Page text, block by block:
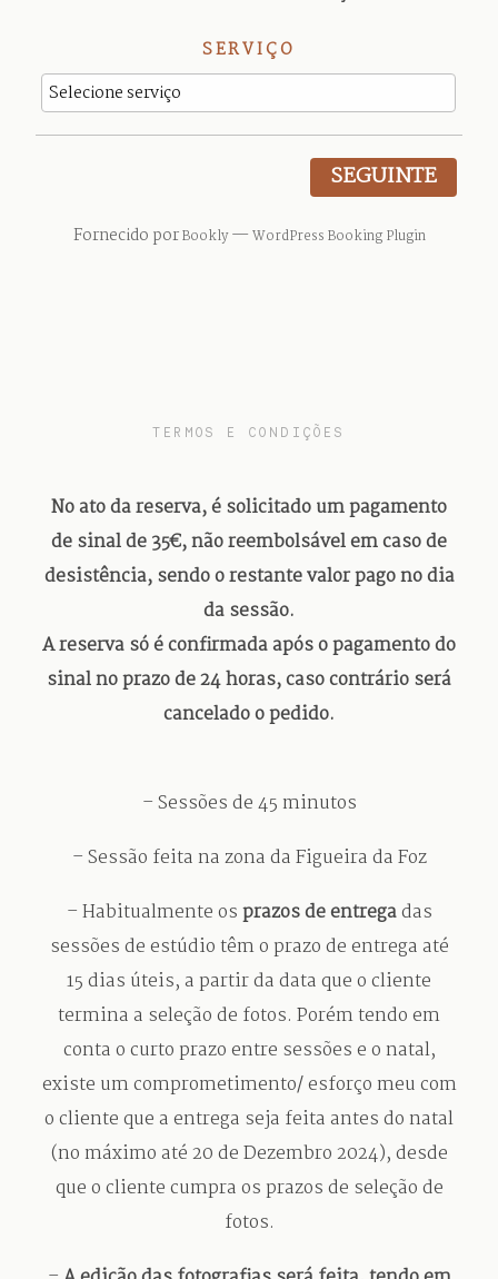
SERVIÇO
SEGUINTE
Fornecido porBookly— WordPress Booking Plugin
TERMOS E CONDIÇÕES
No ato da reserva, é solicitado um pagamento
de sinal de 35€, não reembolsável em caso de
desistência, sendo o restante valor pago no dia
da sessão.
A reserva só é confirmada após o pagamento do
sinal no prazo de 24 horas, caso contrário será
cancelado o pedido.
– Sessões de 45 minutos
– Sessão feita na zona da Figueira da Foz
– Habitualmente osprazos de entregadas
sessões de estúdio têm o prazo de entrega até
15 dias úteis, a partir da data que o cliente
termina a seleção de fotos. Porém tendo em
conta o curto prazo entre sessões e o natal,
existe um comprometimento/ esforço meu com
o cliente que a entrega seja feita antes do natal
(no máximo até 20 de Dezembro 2024), desde
que o cliente cumpra os prazos de seleção de
fotos.